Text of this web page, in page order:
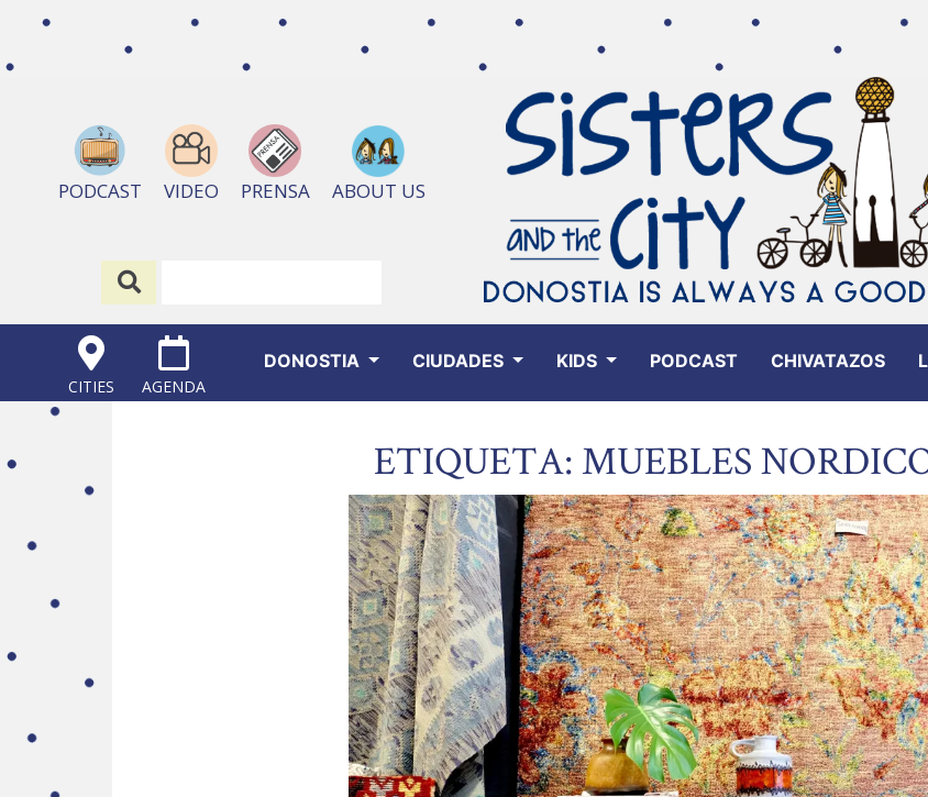
PODCAST VIDEO PRENSA ABOUT US
CITIES AGENDA
DONOSTIA CIUDADES KIDS PODCAST CHIVATAZOS
ETIQUETA: MUEBLES